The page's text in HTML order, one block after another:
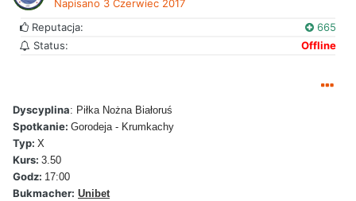
Napisano 3 Czerwiec 2017
Reputacja:
665
Status:
Offline
Dyscyplina: Piłka Nożna Białoruś
Spotkanie: Gorodeja - Krumkachy
Typ: X
Kurs: 3.50
Godz: 17:00
Bukmacher: Unibet